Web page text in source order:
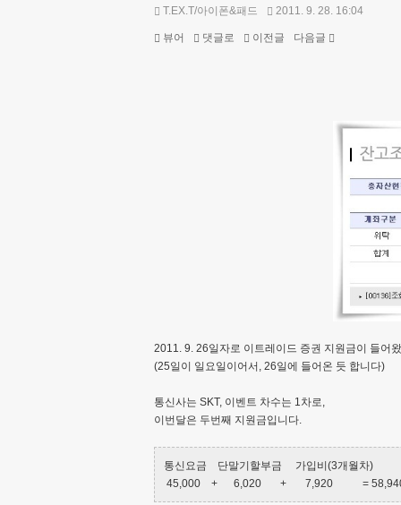
T.EX.T/아이폰&패드 2011. 9. 28. 16:04
뷰어 댓글로 이전글 다음글
2011. 9. 26일자로 이트레이드 증권 지원금이 들어
(25일이 일요일이어서, 26일에 들어온 듯 합니다)
통신사는 SKT, 이벤트 차수는 1차로,
이번달은 두번째 지원금입니다.
통신요금 단말기할부금 가입비(3개월차)
45,000 + 6,020 + 7,920 = 58,940